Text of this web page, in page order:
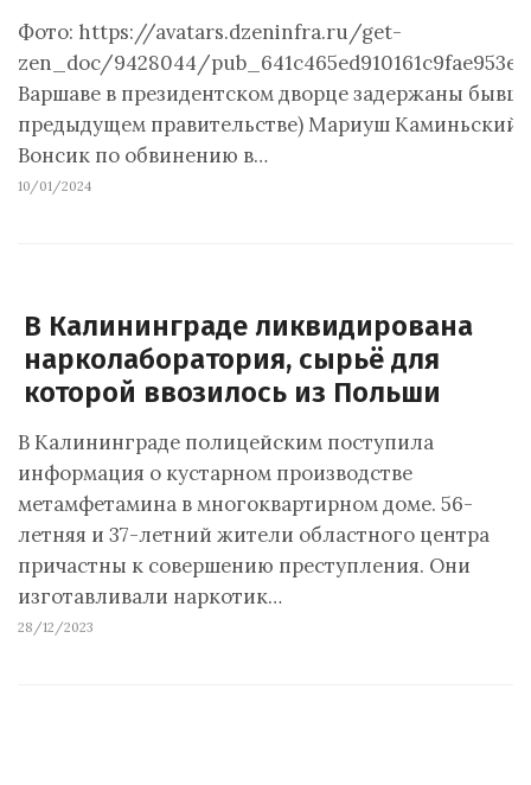
Фото: https://avatars.dzeninfra.ru/get-
zen_doc/9428044/
Варшаве в президентском дворце задержаны
предыдущем правительстве) Мариуш Каминьский
Вонсик по обвинению в…
10/01/2024
В Калининграде ликвидирована
нарколаборатория, сырьё для
которой ввозилось из Польши
В Калининграде полицейским поступила
информация о кустарном производстве
метамфетамина в многоквартирном доме. 56-
летняя и 37-летний жители областного центра
причастны к совершению преступления. Они
изготавливали наркотик…
28/12/2023